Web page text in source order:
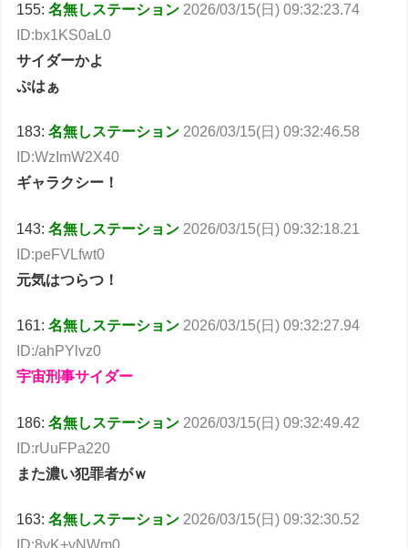
155:名無しステーション 2026/03/15(日) 09:32:23.74
ID:bx1KS0aL0
サイダーかよ
ぷはぁ
183:名無しステーション 2026/03/15(日) 09:32:46.58
ID:WzImW2X40
ギャラクシー！
143:名無しステーション 2026/03/15(日) 09:32:18.21
ID:peFVLfwt0
元気はつらつ！
161:名無しステーション 2026/03/15(日) 09:32:27.94
ID:/ahPYlvz0
宇宙刑事サイダー
186:名無しステーション 2026/03/15(日) 09:32:49.42
ID:rUuFPa220
また濃い犯罪者がｗ
163:名無しステーション 2026/03/15(日) 09:32:30.52
ID:8yK+yNWm0